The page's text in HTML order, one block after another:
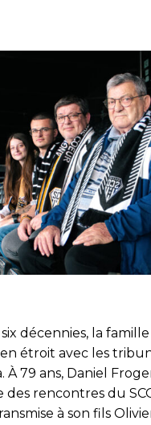
décennies, la
étroit avec les
À 79 ans, Daniel
rencontres du
à son fils